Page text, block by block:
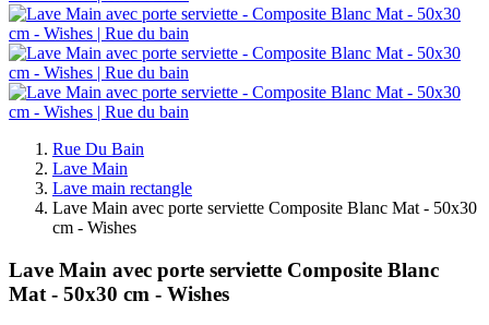
Rue Du Bain
Lave Main
Lave main rectangle
Lave Main avec porte serviette Composite Blanc Mat - 50x30
cm - Wishes
Lave Main avec porte serviette Composite Blanc
Mat - 50x30 cm - Wishes